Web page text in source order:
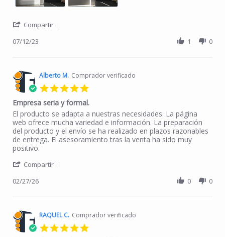
Compartir
07/12/23 1 0
Alberto M. Comprador verificado
Empresa seria y formal.
Review by Alberto M. on 27 Feb 2026
review stating Empresa seria y formal.
El producto se adapta a nuestras necesidades. La página
web ofrece mucha variedad e información. La preparación
del producto y el envío se ha realizado en plazos razonables
de entrega. El asesoramiento tras la venta ha sido muy
positivo.
Compartir
02/27/26 0 0
RAQUEL C. Comprador verificado